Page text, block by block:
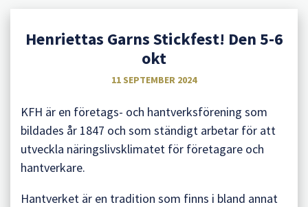
Henriettas Garns Stickfest! Den 5-6
okt
11 SEPTEMBER 2024
KFH är en företags- och hantverksförening som
bildades år 1847 och som ständigt arbetar för att
utveckla näringslivsklimatet för företagare och
hantverkare.
Hantverket är en tradition som finns i bland annat